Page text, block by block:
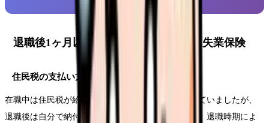
退職後1ヶ月以内にやること｜住民税と失業保険
住民税の支払い方法の変更
在職中は住民税が給与から天引き（特別徴収）されていましたが、
退職後は自分で納付（普通徴収）に切り替わります。退職時期によ